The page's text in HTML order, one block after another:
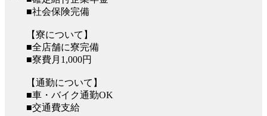
■社会保険完備
【寮について】
■全店舗に寮完備
■寮費月1,000円
【通勤について】
■車・バイク通勤OK
■交通費支給